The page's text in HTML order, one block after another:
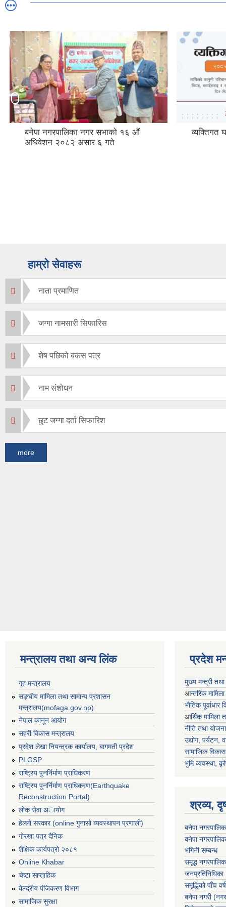
नगरपालिका नगर सभाको १६ औं
२०८२ असार ६ गते
व्यक्तिगत घटना
हाम्रो सेवाहरू
नाता प्रमाणित
जग्गा नामसारी सिफारिस
शेष पछिको बकस पत्र
नाम संशोधन
छुट जग्गा दर्ता सिफारिश
more
मन्त्रालय तथा अन्य लिंक
गृह मन्त्रालय
सङ्घीय मामिला तथा सामान्य प्रशासन
मन्त्रालय(mofaga.gov.np)
नेपाल कानून आयोग
सहरी विकास मन्त्रालय
प्रदेश लेखा नियन्त्रक कार्यालय, बागमती प्रदेश
PLGSP
राष्ट्रिय पुनर्निर्माण प्राधिकरण
राष्ट्रिय पुनर्निर्माण प्राधिकरण(Earthquake
Reconstruction Portal)
लोक सेवा अायोग
हेल्लो सरकार (online गुनासो ब्यवस्थापन प्रणाली)
गोरखा पत्र दैनिक
शैक्षिक कार्यपत्रो २०८१
Online Khabar
चेष्टा साप्ताहिक
केन्द्रीय पंजिकरण विभाग
सामाजिक सुरक्षा
प्रदेश
मुख्य मन्त्री तथा
आन्तरिक
भाैतिक पूर्वाधार
आर्थिक मामिला
नीति तथा
उद्योग, पर्यटन,
सामाजिक
भुमि व्यवस्था,
श्रव्य,
बनेपा
बनेपा
भगिनी सम्बन्ध
समृद्ध
समृद्धिको पाँच
बनेपा नगरी